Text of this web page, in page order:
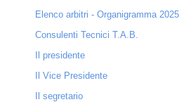
Elenco arbitri - Organigramma 2025
Consulenti Tecnici T.A.B.
Il presidente
Il Vice Presidente
Il segretario